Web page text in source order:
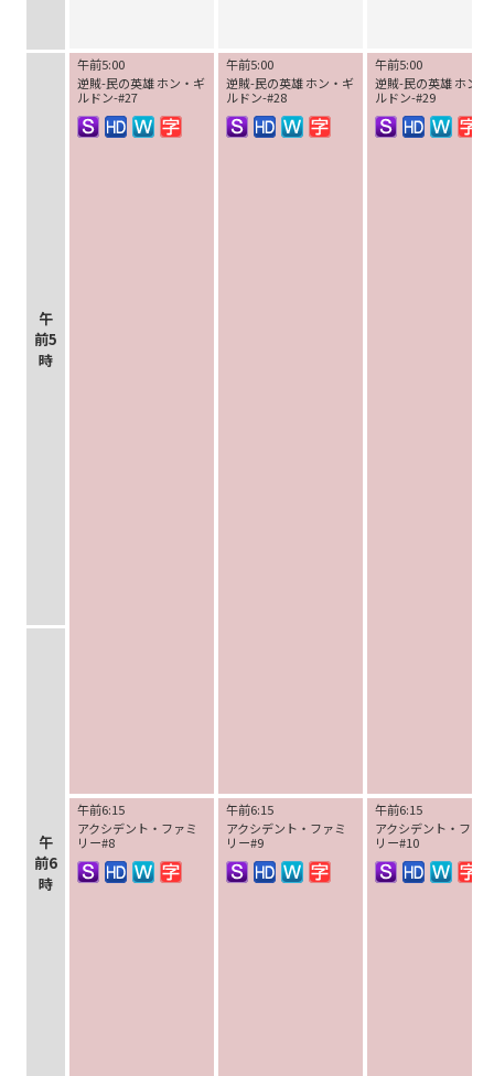
午
前5
時
午前5:00
逆賊-民の英雄 ホン・ギ
ルドン-#27
午前5:00
逆賊-民の英雄 ホン・ギ
ルドン-#28
午前5:00
逆賊-民の英雄 ホン・
ルドン-#29
午
前6
時
午前6:15
アクシデント・ファミ
リー#8
午前6:15
アクシデント・ファミ
リー#9
午前6:15
アクシデント・ファミ
リー#10